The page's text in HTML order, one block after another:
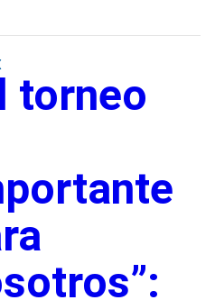
torneo